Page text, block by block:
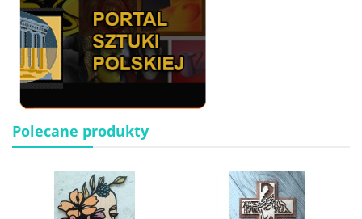
Polecane produkty